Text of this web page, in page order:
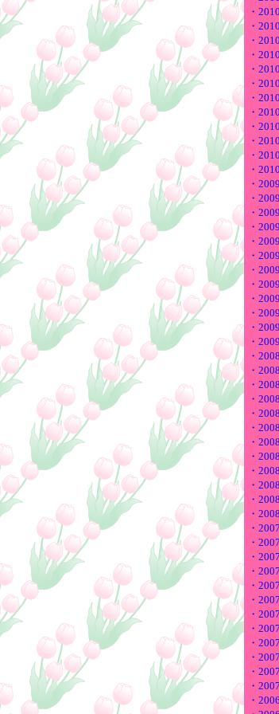
・
・
・
・
・
・
・
・
・
・
・
・
・
・
・
・
・
・
・
・
・
・
・
・
・
・
・
・
・
・
・
・
・
・
・
・
・
・
・
・
・
・
・
・
・
・
・
・
・